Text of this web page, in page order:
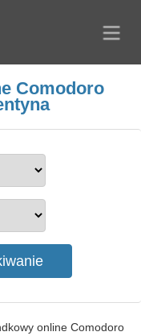
Comodoro
online Comodoro